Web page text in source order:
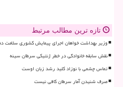
تازه ترین مطالب مرتبط
وزیر بهداشت خواهان اجرای پیمایش کشوری سلامت
نقش سابقه خانوادگی در خطر ژنتیکی سرطان سینه
تماس چشمی با نوزاد کلید رشد زبان اوست
صرف شنیدن آمار سرطان کافی نیست